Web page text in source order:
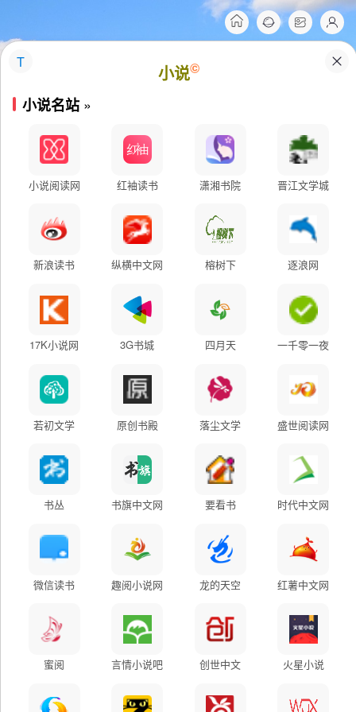
T 小说©
小说名站 »
小说阅读网 红袖读书 潇湘书院 晋江文学城
新浪读书 纵横中文网 榕树下 逐浪网
17K小说网 3G书城 四月天 一千零一夜
若初文学 原创书殿 落尘文学 盛世阅读网
书丛 书旗中文网 要看书 时代中文网
微信读书 趣阅小说网 龙的天空 红薯中文网
蜜阅 言情小说吧 创世中文 火星小说
Copyright ©2024- 2026 COOSO